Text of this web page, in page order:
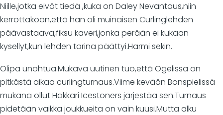
Niille,jotka eivät tiedä ,kuka on Daley Nevantaus,niin
kerrottakoon,että hän oli muinaisen Curlinglehden
päävastaava,fiksu kaveri,jonka perään ei kukaan
kysellyt,kun lehden tarina päättyi.Harmi sekin.
Olipa unohtua.Mukava uutinen tuo,että Ogelissa on
pitkästä aikaa curlingturnaus.Viime kevään Bonspielissä
mukana ollut Hakkari Icestoners järjestää sen.Turnaus
pidetään vaikka joukkueita on vain kuusi.Mutta alku